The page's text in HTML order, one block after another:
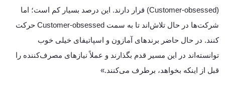
(Customer-obsessed) قرار دارند. این درصد بسیار کم است؛ اما
شرکت‌ها در حال تلاش‌اند تا به سمت Customer-obsessed حرکت
کنند. در حال حاضر برندهای آمازون و اسپاتیفای خیلی خوب
توانسته‌اند در این مسیر قدم بگذارند و عملاً نیازهای مصرف‌کننده را
قبل از اینکه بخواهد، برطرف می‌کنند.»